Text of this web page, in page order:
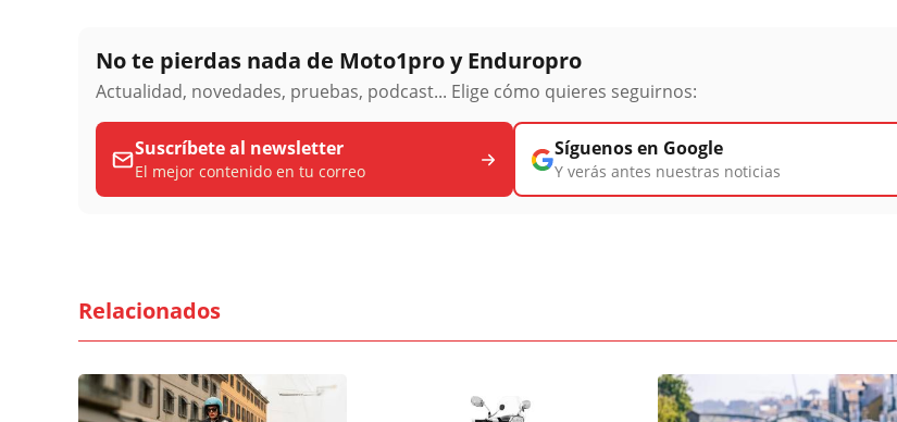
No te pierdas nada de Moto1pro y Enduropro
Actualidad, novedades, pruebas, podcast... Elige cómo quieres seguirnos:
Suscríbete al newsletter
El mejor contenido en tu correo
Síguenos en Google
Y verás antes nuestras noticias
Relacionados